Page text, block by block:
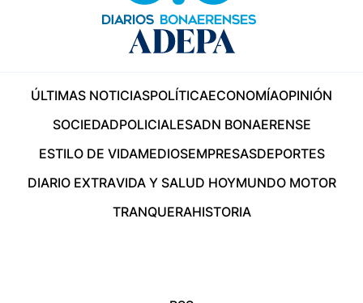
ÚLTIMAS NOTICIASPOLÍTICAECONOMÍAOPINIÓN
SOCIEDADPOLICIALESADN BONAERENSE
ESTILO DE VIDAMEDIOSEMPRESASDEPORTES
DIARIO EXTRAVIDA Y SALUD HOYMUNDO MOTOR
TRANQUERAHISTORIA